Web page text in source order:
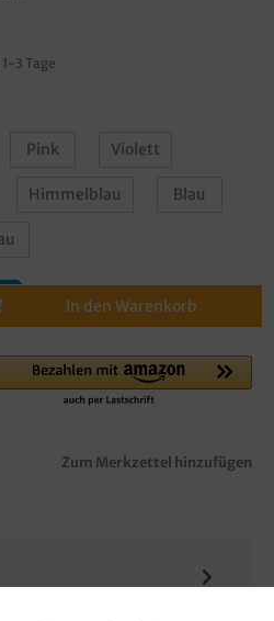
3 Tage
Pink Violett
Himmelblau Blau
In den Warenkorb
Zum Merkzettel hinzufügen